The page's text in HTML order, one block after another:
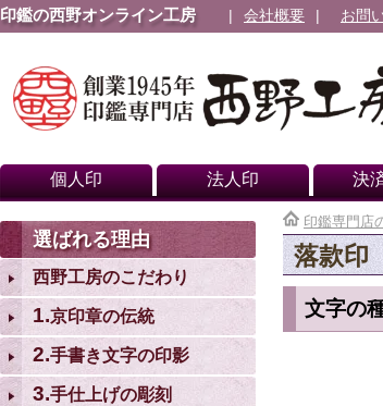
印鑑の西野オンライン工房 会社概要 お問
個人印 法人印 決
選ばれる理由
西野工房のこだわり
1.京印章の伝統
2.手書き文字の印影
3.手仕上げの彫刻
印鑑専門店
落款印
文字の